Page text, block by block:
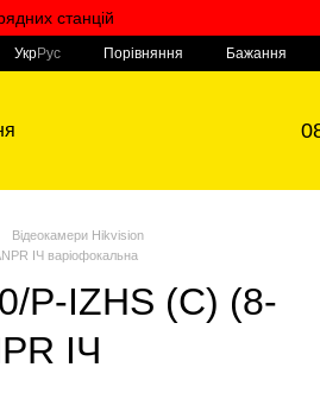
станцій
УкрРус Порівняння Бажання
Відеокамери Hikvision
ІЧ варіофокальна
P-IZHS (C) (8-
ІЧ